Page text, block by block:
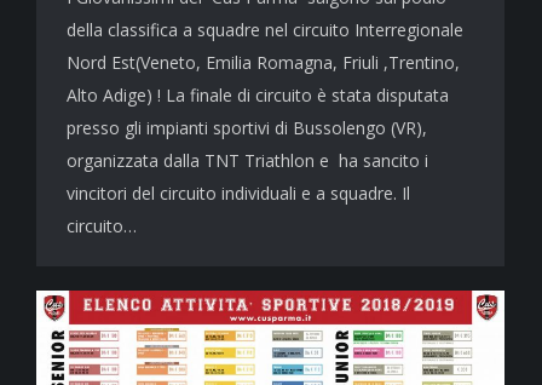
della classifica a squadre nel circuito Interregionale
Nord Est(Veneto, Emilia Romagna, Friuli ,Trentino,
Alto Adige) ! La finale di circuito è stata disputata
presso gli impianti sportivi di Bussolengo (VR),
organizzata dalla TNT Triathlon e ha sancito i
vincitori del circuito individuali e a squadre. Il
circuito…